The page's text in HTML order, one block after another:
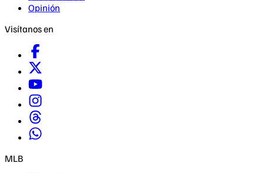
Opinión
Visítanos en
MLB